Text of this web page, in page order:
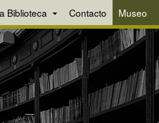
Biblioteca Contacto Museo